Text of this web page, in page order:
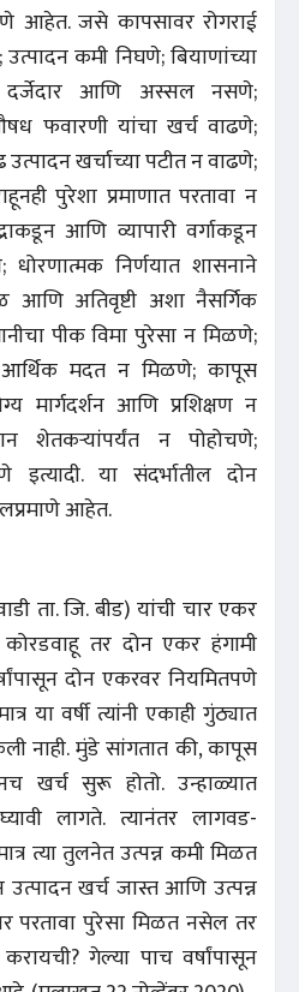
आहेत. जसे कापसावर रोगराई
कमी निघणे; बियाणांच्या
दर्जेदार आणि अस्सल नसणे;
फवारणी यांचा खर्च वाढणे;
खर्चाच्या पटीत न वाढणे;
पुरेशा प्रमाणात परतावा न
आणि व्यापारी वर्गाकडून
धोरणात्मक निर्णयात शासनाने
अतिवृष्टी अशा नैसर्गिक
पीक विमा पुरेसा न मिळणे;
मदत न मिळणे; कापूस
मार्गदर्शन आणि प्रशिक्षण न
शेतकऱ्यांपर्यंत न पोहोचणे;
या संदर्भातील दोन
आहेत.
ता. जि. बीड) यांची चार एकर
तर दोन एकर हंगामी
दोन एकरवर नियमितपणे
या वर्षी त्यांनी एकाही गुंठ्यात
नाही. मुंडे सांगतात की, कापूस
खर्च सुरू होतो. उन्हाळ्यात
लागते. त्यानंतर लागवड-
त्या तुलनेत उत्पन्न कमी मिळत
उत्पादन खर्च जास्त आणि उत्पन्न
पुरेसा मिळत नसेल तर
गेल्या पाच वर्षांपासून